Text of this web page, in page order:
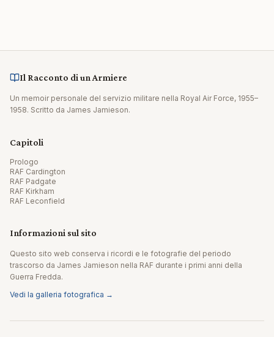
Il Racconto di un Armiere
Un memoir personale del servizio militare nella Royal Air Force, 1955–
1958. Scritto da James Jamieson.
Capitoli
Prologo
RAF Cardington
RAF Padgate
RAF Kirkham
RAF Leconfield
Informazioni sul sito
Questo sito web conserva i ricordi e le fotografie del periodo
trascorso da James Jamieson nella RAF durante i primi anni della
Guerra Fredda.
Vedi la galleria fotografica →